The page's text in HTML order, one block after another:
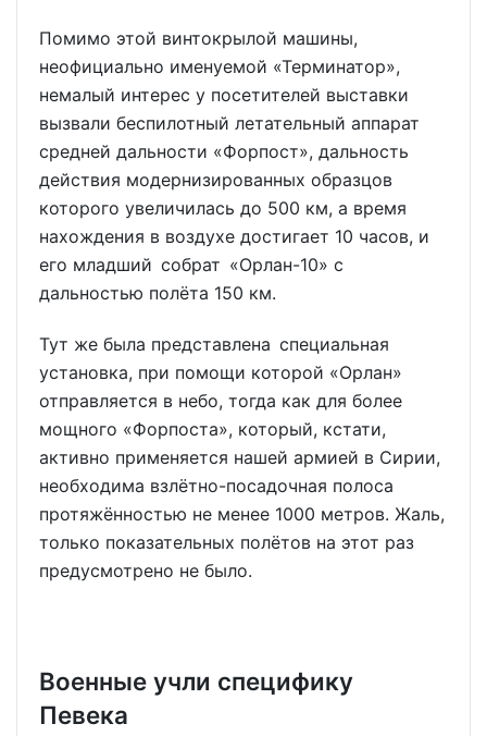
Помимо этой винтокрылой машины,
неофициально именуемой «Терминатор»,
немалый интерес у посетителей выставки
вызвали беспилотный летательный аппарат
средней дальности «Форпост», дальность
действия модернизированных образцов
которого увеличилась до 500 км, а время
нахождения в воздухе достигает 10 часов, и
его младший собрат «Орлан-10» с
дальностью полёта 150 км.
Тут же была представлена специальная
установка, при помощи которой «Орлан»
отправляется в небо, тогда как для более
мощного «Форпоста», который, кстати,
активно применяется нашей армией в Сирии,
необходима взлётно-посадочная полоса
протяжённостью не менее 1000 метров. Жаль,
только показательных полётов на этот раз
предусмотрено не было.
Военные учли специфику
Певека